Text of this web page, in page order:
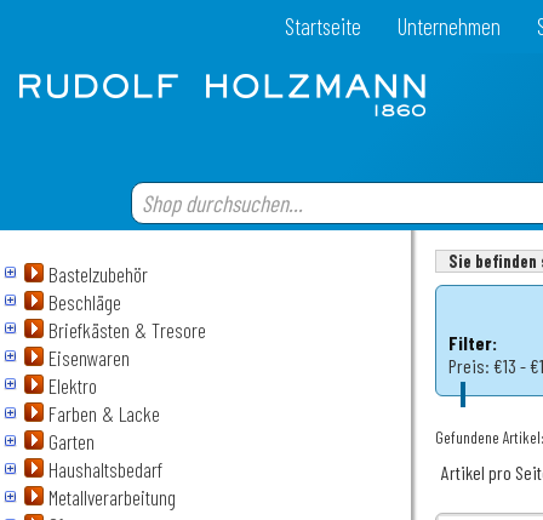
Startseite Unternehmen
Bastelzubehör
Beschläge
Briefkästen & Tresore
Eisenwaren
Elektro
Farben & Lacke
Garten
Haushaltsbedarf
Metallverarbeitung
Sie
Filter:
Preis: €13 -
Gefundene
Artikel pro